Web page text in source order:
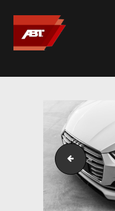
ABT
LE SUR-
ABT
CONTACT